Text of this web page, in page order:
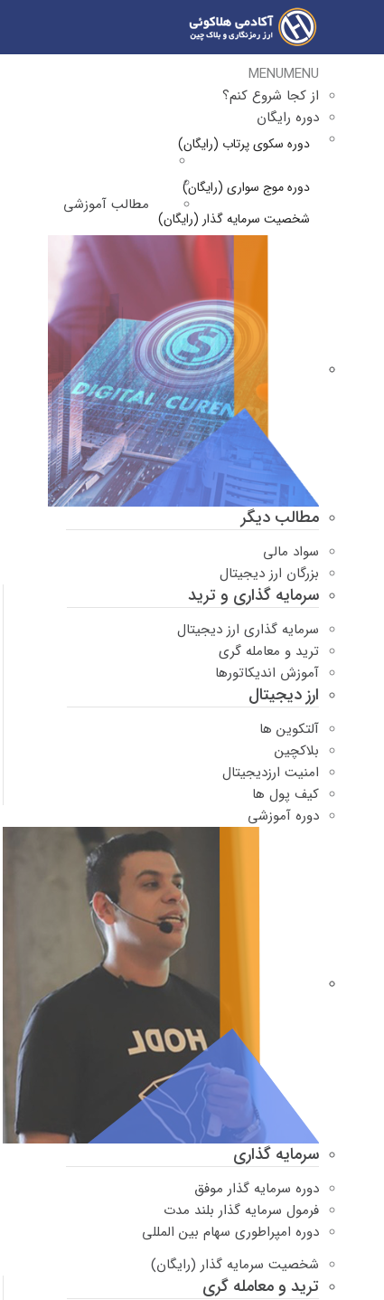
MENUMENU
از کجا شروع کنم؟
دوره رایگان
دوره سکوی پرتاب (رایگان)
دوره موج سواری (رایگان)
شخصیت سرمایه گذار (رایگان)
مطالب آموزشی
مطالب دیگر
سواد مالی
بزرگان ارز دیجیتال
سرمایه گذاری و ترید
سرمایه گذاری ارز دیجیتال
ترید و معامله گری
آموزش اندیکاتورها
ارز دیجیتال
آلتکوین ها
بلاکچین
امنیت ارزدیجیتال
کیف پول ها
دوره‌ آموزشی
سرمایه گذاری
دوره سرمایه گذار موفق
فرمول سرمایه گذار بلند مدت
دوره امپراطوری سهام بین المللی
شخصیت سرمایه گذار (رایگان)
ترید و معامله گری